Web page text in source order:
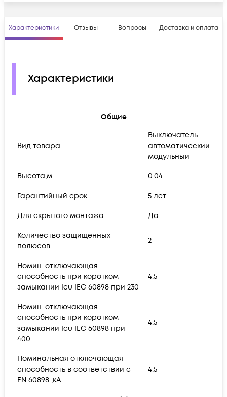
Характеристики Отзывы Вопросы Доставка и оплата
Характеристики
Общие
Вид товара
Выключатель
автоматический
модульный
Высота,м 0.04
Гарантийный срок 5 лет
Для скрытого монтажа Да
Количество защищенных
полюсов
2
Номин. отключающая
способность при коротком
замыкании Icu IEC 60898 при 230
4.5
Номин. отключающая
способность при коротком
замыкании Icu IEC 60898 при
400
4.5
Номинальная отключающая
способность в соответствии с
EN 60898 ,кА
4.5